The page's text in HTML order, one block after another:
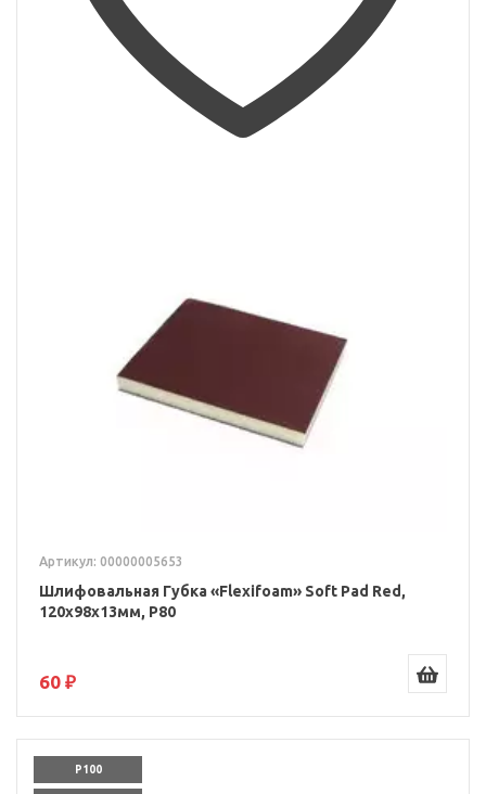
Артикул: 00000005653
Шлифовальная Губка «Flexifoam» Soft Pad Red,
120x98x13мм, P80
60 ₽
P100